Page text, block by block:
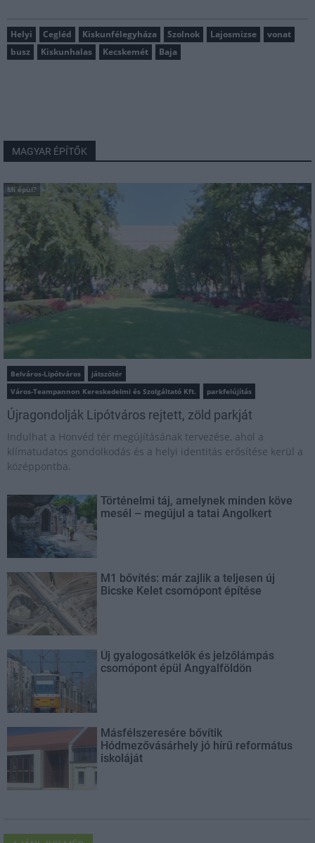
Helyi Cegléd Kiskunfélegyháza Szolnok Lajosmizse
vonat
busz
Kiskunhalas Kecskemét Baja
MAGYAR ÉPÍTŐK
Mi épül?
Belváros-Lipótváros
játszótér
Város-Teampannon Kereskedelmi és Szolgáltató Kft.
parkfelújítás
Újragondolják Lipótváros rejtett, zöld parkját
Indulhat a Honvéd tér megújításának tervezése, ahol a
klímatudatos gondolkodás és a helyi identitás erősítése kerül a
középpontba.
Történelmi táj, amelynek minden köve
mesél – megújul a tatai Angolkert
M1 bővítés: már zajlik a teljesen új
Bicske Kelet csomópont építése
Új gyalogosátkelők és jelzőlámpás
csomópont épül Angyalföldön
Másfélszeresére bővítik
Hódmezővásárhely jó hírű református
iskoláját